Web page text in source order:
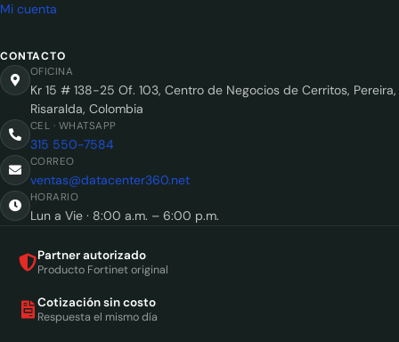
Mi cuenta
CONTACTO
OFICINA
Kr 15 # 138-25 Of. 103, Centro de Negocios de Cerritos, Pereira,
Risaralda, Colombia
CEL · WHATSAPP
315 550-7584
CORREO
ventas@datacenter360.net
HORARIO
Lun a Vie · 8:00 a.m. – 6:00 p.m.
Partner autorizado
Producto Fortinet original
Cotización sin costo
Respuesta el mismo día